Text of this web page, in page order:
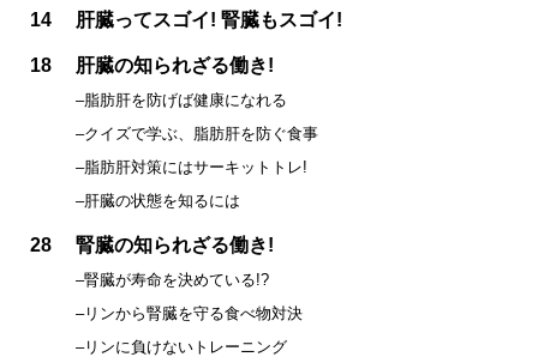
14 肝臓ってスゴイ! 腎臓もスゴイ!
18 肝臓の知られざる働き!
–脂肪肝を防げば健康になれる
–クイズで学ぶ、脂肪肝を防ぐ食事
–脂肪肝対策にはサーキットトレ!
–肝臓の状態を知るには
28 腎臓の知られざる働き!
–腎臓が寿命を決めている!?
–リンから腎臓を守る食べ物対決
–リンに負けないトレーニング